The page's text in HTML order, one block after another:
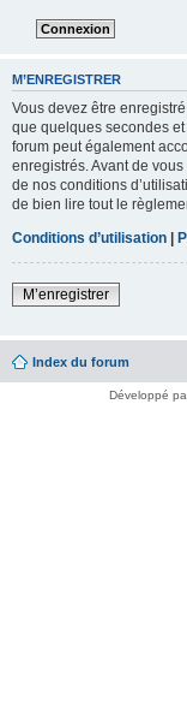
M’ENREGISTRER
Vous devez être
que quelques secondes
forum peut également
enregistrés. Avant de
de nos conditions
de bien lire tout le
Conditions d’utilisation |
M’enregistrer
Index du forum
Développé